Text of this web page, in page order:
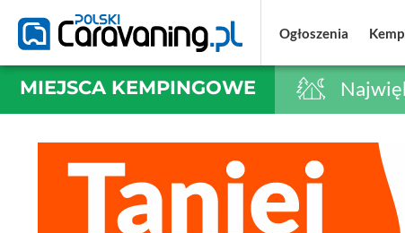
Ogłoszenia
MIEJSCA KEMPINGOWE
Ogłoszenia